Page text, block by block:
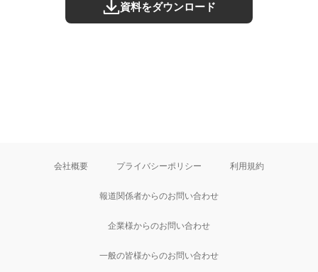
資料をダウンロード
会社概要 プライバシーポリシー 利用規約
報道関係者からのお問い合わせ
企業様からのお問い合わせ
一般の皆様からのお問い合わせ